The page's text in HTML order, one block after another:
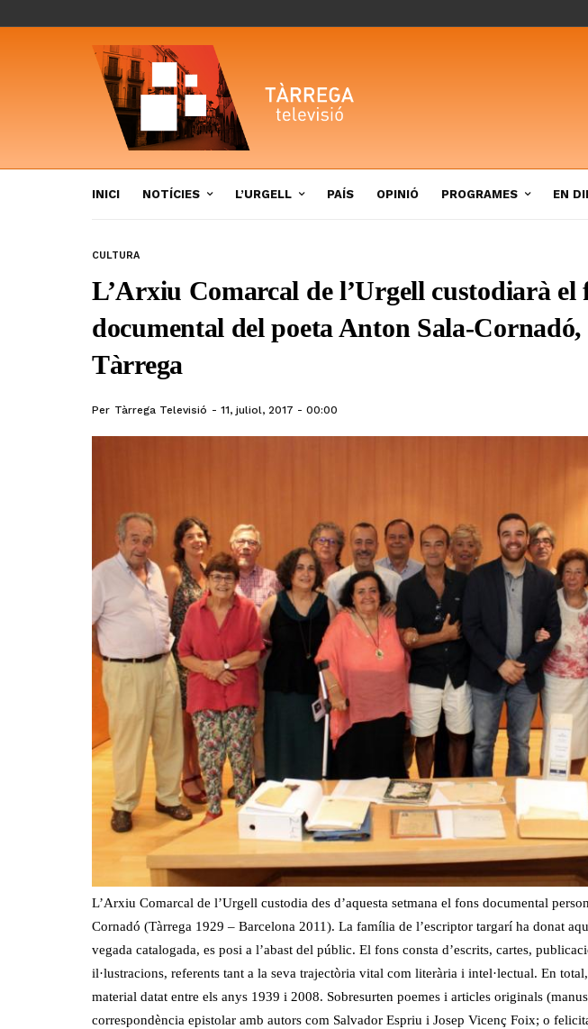
INICI NOTÍCIES L’URGELL PAÍS OPINIÓ PROGRAMES EN
CULTURA
L’Arxiu Comarcal de l’Urgell custodiarà el
documental del poeta Anton Sala-Cornadó,
Tàrrega
Per Tàrrega Televisió 11, juliol, 2017 - 00:00
L’Arxiu Comarcal de l’Urgell custodia des d’aquesta setmana el fons documental
Cornadó (Tàrrega 1929 – Barcelona 2011). La família de l’escriptor targarí ha donat
vegada catalogada, es posi a l’abast del públic. El fons consta d’escrits, cartes,
il·lustracions, referents tant a la seva trajectòria vital com literària i intel·lectual. En
material datat entre els anys 1939 i 2008. Sobresurten poemes i articles originals
correspondència epistolar amb autors com Salvador Espriu i Josep Vicenç Foix; o